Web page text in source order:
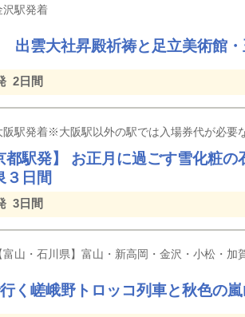
沢駅発着
出雲大社昇殿祈祷と足立美術館
2日間
阪駅発着※大阪駅以外の駅では入場券代が必要
都駅発】 お正月に過ごす雪化粧
３日間
3日間
富山・石川県】富山・新高岡・金沢・小松・加
く嵯峨野トロッコ列車と秋色の